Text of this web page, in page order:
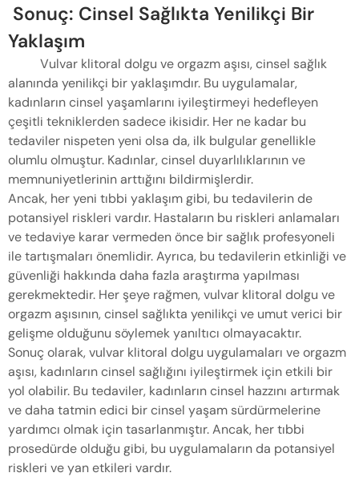
Sonuç: Cinsel Sağlıkta Yenilikçi Bir
Yaklaşım
Vulvar klitoral dolgu ve orgazm aşısı, cinsel sağlık
alanında yenilikçi bir yaklaşımdır. Bu uygulamalar,
kadınların cinsel yaşamlarını iyileştirmeyi hedefleyen
çeşitli tekniklerden sadece ikisidir. Her ne kadar bu
tedaviler nispeten yeni olsa da, ilk bulgular genellikle
olumlu olmuştur. Kadınlar, cinsel duyarlılıklarının ve
memnuniyetlerinin arttığını bildirmişlerdir.
Ancak, her yeni tıbbi yaklaşım gibi, bu tedavilerin de
potansiyel riskleri vardır. Hastaların bu riskleri anlamaları
ve tedaviye karar vermeden önce bir sağlık profesyoneli
ile tartışmaları önemlidir. Ayrıca, bu tedavilerin etkinliği ve
güvenliği hakkında daha fazla araştırma yapılması
gerekmektedir. Her şeye rağmen, vulvar klitoral dolgu ve
orgazm aşısının, cinsel sağlıkta yenilikçi ve umut verici bir
gelişme olduğunu söylemek yanıltıcı olmayacaktır.
Sonuç olarak, vulvar klitoral dolgu uygulamaları ve orgazm
aşısı, kadınların cinsel sağlığını iyileştirmek için etkili bir
yol olabilir. Bu tedaviler, kadınların cinsel hazzını artırmak
ve daha tatmin edici bir cinsel yaşam sürdürmelerine
yardımcı olmak için tasarlanmıştır. Ancak, her tıbbi
prosedürde olduğu gibi, bu uygulamaların da potansiyel
riskleri ve yan etkileri vardır.